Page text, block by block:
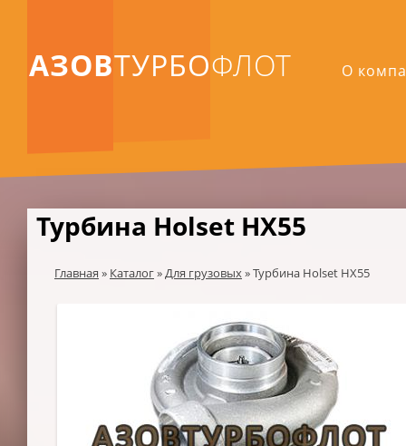
АЗОВТУРБОФЛОТ О
Турбина Holset HX55
Главная » Каталог»Для грузовых»Турбина Holset HX55